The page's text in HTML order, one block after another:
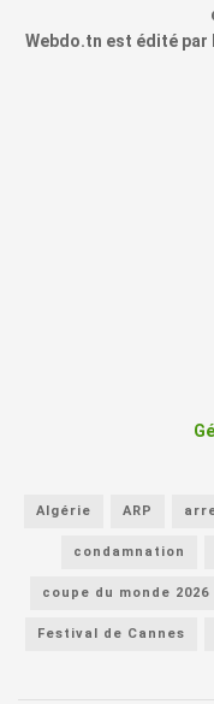
Webdo.tn est édité par
Algérie ARP
condamnation
coupe du monde 2026
Festival de Cannes